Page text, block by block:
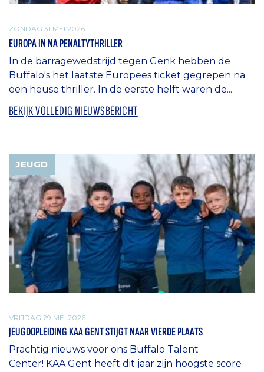
ZONDAG 31 MEI 2026
EUROPA IN NA PENALTYTHRILLER
In de barragewedstrijd tegen Genk hebben de
Buffalo's het laatste Europees ticket gegrepen na
een heuse thriller. In de eerste helft waren de...
BEKIJK VOLLEDIG NIEUWSBERICHT
JEUGD
VRIJDAG 29 MEI 2026
JEUGDOPLEIDING KAA GENT STIJGT NAAR VIERDE PLAATS
Prachtig nieuws voor ons Buffalo Talent
Center! KAA Gent heeft dit jaar zijn hoogste score